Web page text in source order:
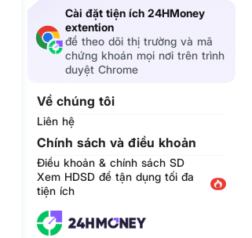
Cài đặt tiện ích 24HMoney
extention
để theo dõi thị trường và mã
chứng khoán mọi nơi trên trình
duyệt Chrome
Về chúng tôi
Liên hệ
Chính sách và điều khoản
Điều khoản & chính sách SD
Xem HDSD để tận dụng tối đa
tiện ích